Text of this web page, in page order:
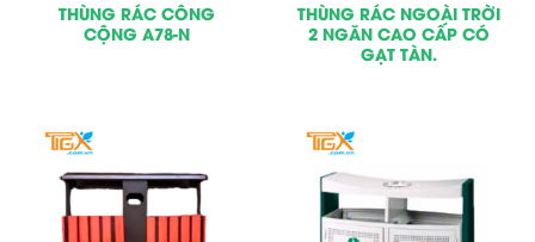
THÙNG RÁC CÔNG
CỘNG A78-N
THÙNG RÁC NGOÀI TRỜI
2 NGĂN CAO CẤP CÓ
GẠT TÀN.